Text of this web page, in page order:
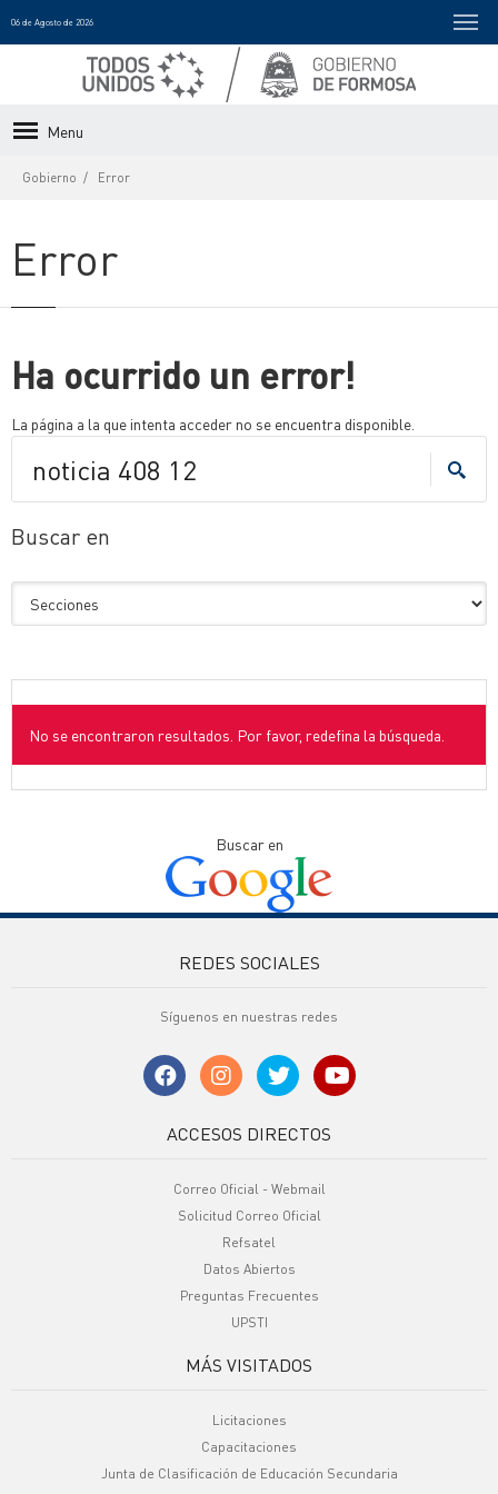
06 de Agosto de 2026
Menu
Gobierno Error
Error
Ha ocurrido un error!
La página a la que intenta acceder no se encuentra disponible.
Buscar en
No se encontraron resultados. Por favor, redefina la búsqueda.
Buscar en
REDES SOCIALES
Síguenos en nuestras redes
ACCESOS DIRECTOS
Correo Oficial - Webmail
Solicitud Correo Oficial
Refsatel
Datos Abiertos
Preguntas Frecuentes
UPSTI
MÁS VISITADOS
Licitaciones
Capacitaciones
Junta de Clasificación de Educación Secundaria